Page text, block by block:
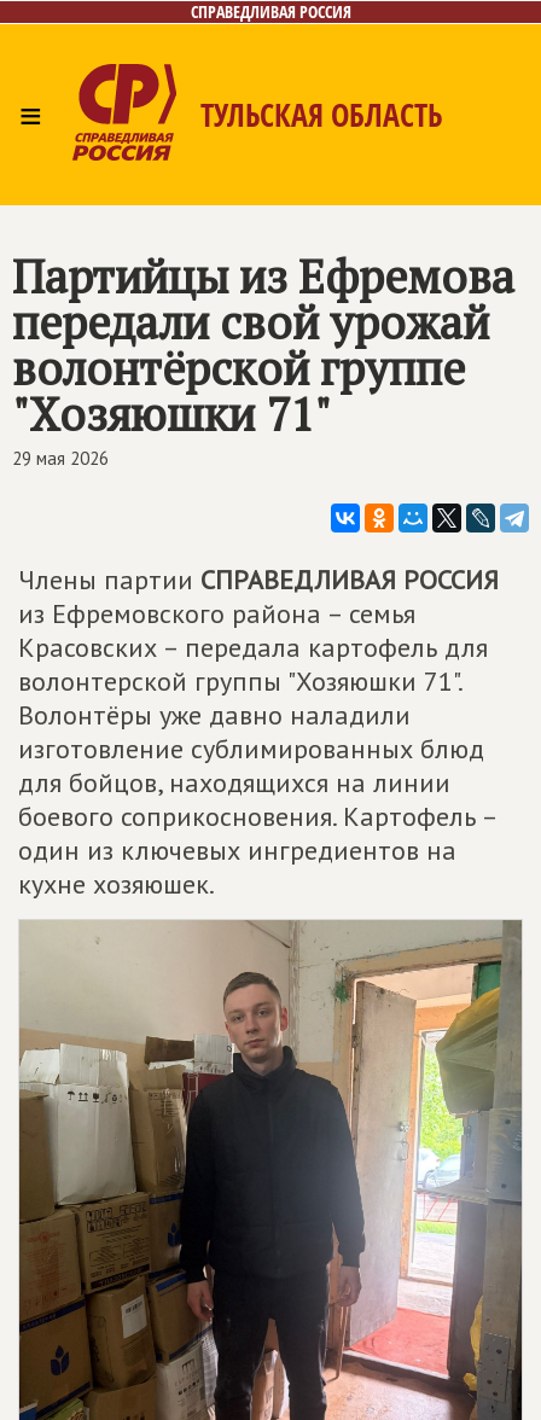
СПРАВЕДЛИВАЯ РОССИЯ
≡ ТУЛЬСКАЯ ОБЛАСТЬ
Контакты
Партийцы из Ефремова
передали свой урожай
волонтёрской группе
"Хозяюшки 71"
29 мая 2026
Члены партии СПРАВЕДЛИВАЯ РОССИЯ
из Ефремовского района – семья
Красовских – передала картофель для
волонтерской группы "Хозяюшки 71".
Волонтёры уже давно наладили
изготовление сублимированных блюд
для бойцов, находящихся на линии
боевого соприкосновения. Картофель –
один из ключевых ингредиентов на
кухне хозяюшек.